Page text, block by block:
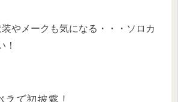
やメークも気になる・・・ソロカ
！
で初披露！